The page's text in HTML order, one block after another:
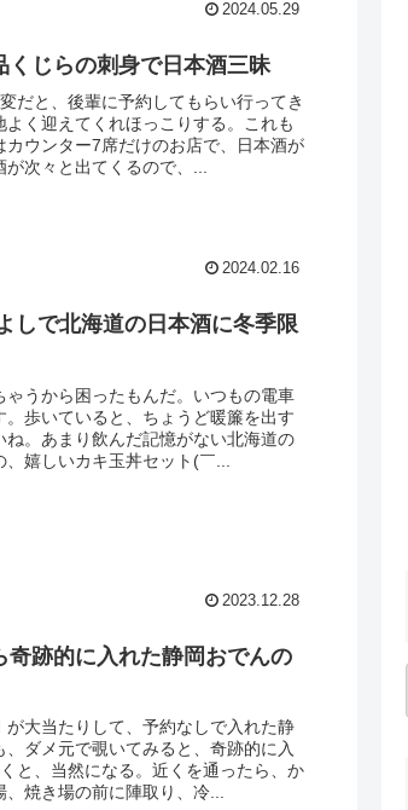
2024.05.29
くじらの刺身で日本酒三昧
だと、後輩に予約してもらい行ってき
く迎えてくれほっこりする。これも
ウンター7席だけのお店で、日本酒が
が次々と出てくるので、...
2024.02.16
しで北海道の日本酒に冬季限
うから困ったもんだ。いつもの電車
歩いていると、ちょうど暖簾を出す
ね。あまり飲んだ記憶がない北海道の
嬉しいカキ玉丼セット(￣...
2023.12.28
奇跡的に入れた静岡おでんの
大当たりして、予約なしで入れた静
ダメ元で覗いてみると、奇跡的に入
と、当然になる。近くを通ったら、か
焼き場の前に陣取り、冷...